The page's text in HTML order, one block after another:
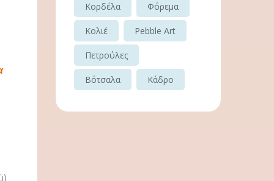
Κορδέλα Φόρεμα
Κολιέ Pebble Art
Πετρούλες
Βότσαλα Κάδρο